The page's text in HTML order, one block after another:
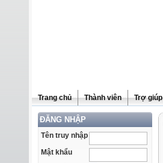
Trang chủ Thành viên Trợ giúp
ĐĂNG NHẬP
Tên truy nhập
Mật khẩu